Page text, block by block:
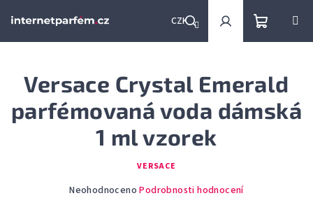
CZK
Hledat PřihlášeníNákupní
košík
Versace Crystal Emerald
parfémovaná voda dámská
1 ml vzorek
VERSACE
Průměrné
Neohodnoceno Podrobnosti hodnocení